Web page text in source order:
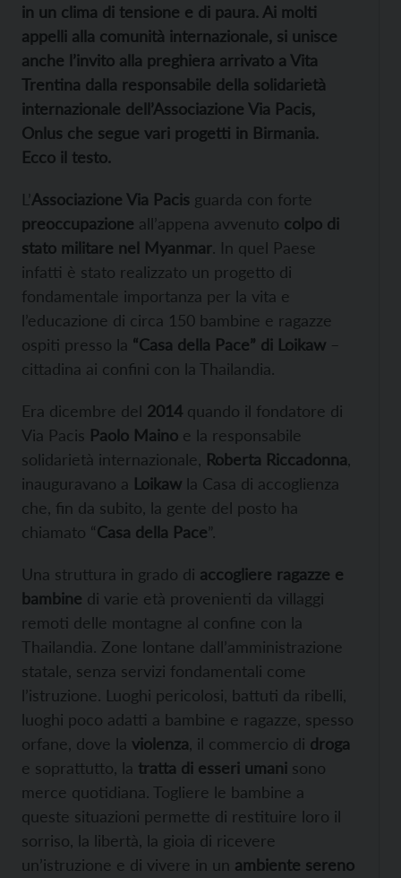
in un clima di tensione e di paura. Ai molti
appelli alla comunità internazionale, si unisce
anche l’invito alla preghiera arrivato a Vita
Trentina dalla responsabile della solidarietà
internazionale dell’Associazione Via Pacis,
Onlus che segue vari progetti in Birmania.
Ecco il testo.
L’Associazione Via Pacis guarda con forte
preoccupazione all’appena avvenuto colpo di
stato militare nel Myanmar. In quel Paese
infatti è stato realizzato un progetto di
fondamentale importanza per la vita e
l’educazione di circa 150 bambine e ragazze
ospiti presso la “Casa della Pace” di Loikaw –
cittadina ai confini con la Thailandia.
Era dicembre del 2014 quando il fondatore di
Via Pacis Paolo Maino e la responsabile
solidarietà internazionale, Roberta Riccadonna
inauguravano a Loikaw la Casa di accoglienza
che, fin da subito, la gente del posto ha
chiamato “Casa della Pace”.
Una struttura in grado di accogliere ragazze e
bambine di varie età provenienti da villaggi
remoti delle montagne al confine con la
Thailandia. Zone lontane dall’amministrazione
statale, senza servizi fondamentali come
l’istruzione. Luoghi pericolosi, battuti da ribelli,
luoghi poco adatti a bambine e ragazze, spesso
orfane, dove la violenza , il commercio di droga
e soprattutto, la tratta di esseri umani sono
merce quotidiana. Togliere le bambine a
queste situazioni permette di restituire loro il
sorriso, la libertà, la gioia di ricevere
un’istruzione e di vivere in un ambiente sereno